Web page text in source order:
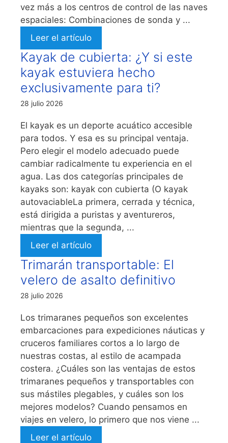
vez más a los centros de control de las naves
espaciales: Combinaciones de sonda y ...
Leer el artículo
Kayak de cubierta: ¿Y si este
kayak estuviera hecho
exclusivamente para ti?
28 julio 2026
El kayak es un deporte acuático accesible
para todos. Y esa es su principal ventaja.
Pero elegir el modelo adecuado puede
cambiar radicalmente tu experiencia en el
agua. Las dos categorías principales de
kayaks son: kayak con cubierta (O kayak
autovaciableLa primera, cerrada y técnica,
está dirigida a puristas y aventureros,
mientras que la segunda, ...
Leer el artículo
Trimarán transportable: El
velero de asalto definitivo
28 julio 2026
Los trimaranes pequeños son excelentes
embarcaciones para expediciones náuticas y
cruceros familiares cortos a lo largo de
nuestras costas, al estilo de acampada
costera. ¿Cuáles son las ventajas de estos
trimaranes pequeños y transportables con
sus mástiles plegables, y cuáles son los
mejores modelos? Cuando pensamos en
viajes en velero, lo primero que nos viene ...
Leer el artículo